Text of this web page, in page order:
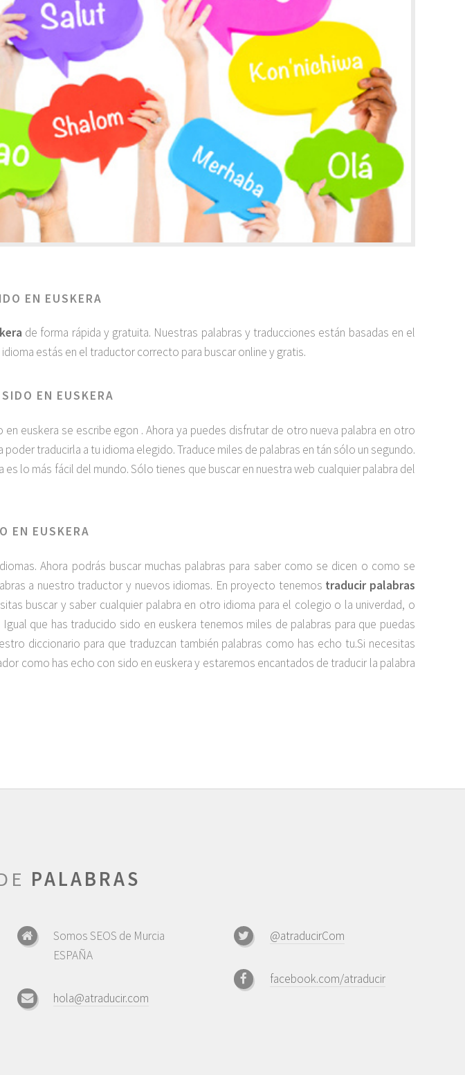
EN EUSKERA
de forma rápida y gratuita. Nuestras palabras y traducciones están basadas en el
estás en el traductor correcto para buscar online y gratis.
EN EUSKERA
euskera se escribe egon . Ahora ya puedes disfrutar de otro nueva palabra en otro
traducirla a tu idioma elegido. Traduce miles de palabras en tán sólo un segundo.
lo más fácil del mundo. Sólo tienes que buscar en nuestra web cualquier palabra del
EN EUSKERA
Ahora podrás buscar muchas palabras para saber como se dicen o como se
a nuestro traductor y nuevos idiomas. En proyecto tenemos traducir palabras
buscar y saber cualquier palabra en otro idioma para el colegio o la univerdad, o
que has traducido sido en euskera tenemos miles de palabras para que puedas
diccionario para que traduzcan también palabras como has echo tu.Si necesitas
como has echo con sido en euskera y estaremos encantados de traducir la palabra
PALABRAS
Somos SEOS de Murcia
ESPAÑA
hola@atraducir.com
@atraducirCom
facebook.com/atraducir